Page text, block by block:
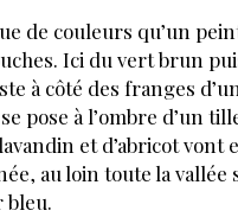
de couleurs qu’un
Ici du vert brun
à côté des franges
pose à l’ombre d’un
et d’abricot vont
au loin toute la vallée
bleu.